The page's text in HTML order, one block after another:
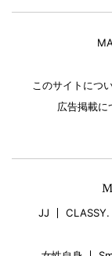
このサイトにつ
広告掲載に
JJ CLASSY.